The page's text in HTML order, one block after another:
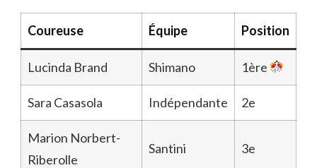
Coureuse Équipe Position
Lucinda Brand Shimano 1ère
Sara Casasola Indépendante 2e
Marion Norbert-
Riberolle
Santini 3e